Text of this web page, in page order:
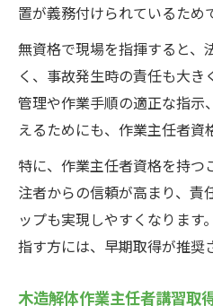
置が義務付けられているため
無資格で現場を指揮すると、
く、事故発生時の責任も大き
管理や作業手順の適正な指示
えるためにも、作業主任者資
特に、作業主任者資格を持つ
注者からの信頼が高まり、責
ップも実現しやすくなります
指す方には、早期取得が推奨
木造解体作業主任者講習取